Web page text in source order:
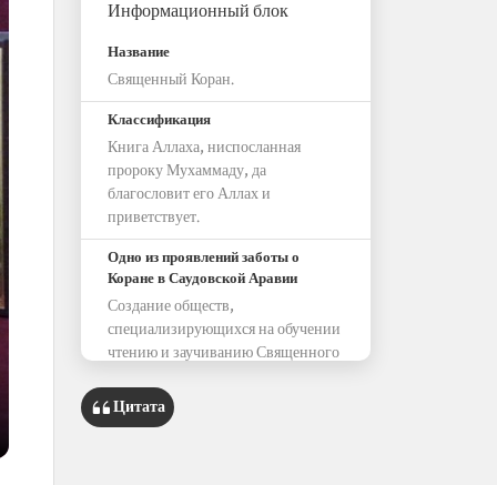
Информационный блок
Название
Священный Коран.
Классификация
Книга Аллаха, ниспосланная
пророку Мухаммаду, да
благословит его Аллах и
приветствует.
Одно из проявлений заботы о
Коране в Саудовской Аравии
Создание обществ,
специализирующихся на обучении
чтению и заучиванию Священного
Конкурсы
Цитата